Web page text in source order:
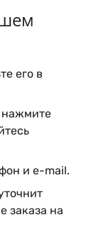
его в
нажмите
и e-mail.
заказа на